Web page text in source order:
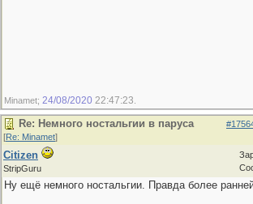
Minamet; 24/08/2020 22:47:23
Re: Немного ностальгии в паруса
[Re: Minamet]
Citizen
StripGuru
Ну ещё немного ностальгии. Правда более